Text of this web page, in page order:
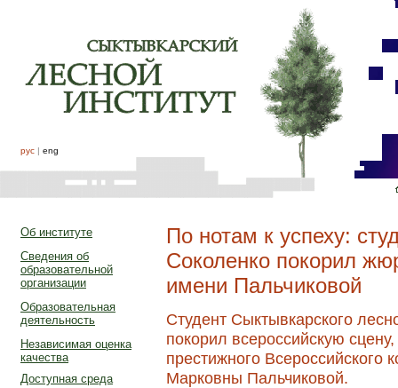
рус | eng
Об институте
Сведения об
образовательной
организации
Образовательная
деятельность
Независимая оценка
качества
Доступная среда
По нотам к успеху:
Соколенко покорил
имени Пальчиковой
Студент Сыктывкарского
покорил всероссийскую
престижного
Марковны Пальчиковой.